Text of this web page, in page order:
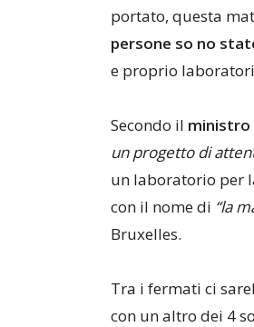
portato, questa
persone so no
e proprio
Secondo il ministro
un progetto di
un laboratorio per
con il nome di “la
Bruxelles.
Tra i fermati ci
con un altro dei 4